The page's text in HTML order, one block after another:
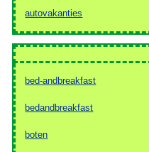
autovakanties
bed-andbreakfast
bedandbreakfast
boten